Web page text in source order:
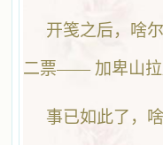
开笺之后，啥
二票—— 加卑山
事已如此了，